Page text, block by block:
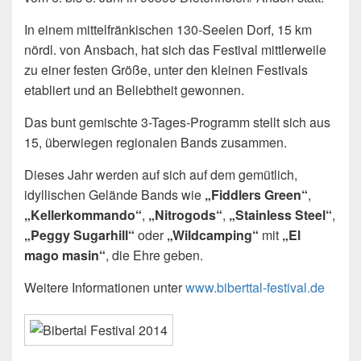
In einem mittelfränkischen 130-Seelen Dorf, 15 km
nördl. von Ansbach, hat sich das Festival mittlerweile
zu einer festen Größe, unter den kleinen Festivals
etabliert und an Beliebtheit gewonnen.
Das bunt gemischte 3-Tages-Programm stellt sich aus
15, überwiegen regionalen Bands zusammen.
Dieses Jahr werden auf sich auf dem gemütlich,
idyllischen Gelände Bands wie „Fiddlers Green“,
„Kellerkommando“, „Nitrogods“, „Stainless Steel“,
„Peggy Sugarhill“ oder„Wildcamping“ mit „El
mago masin“, die Ehre geben.
Weitere Informationen unterwww.biberttal-festival.de